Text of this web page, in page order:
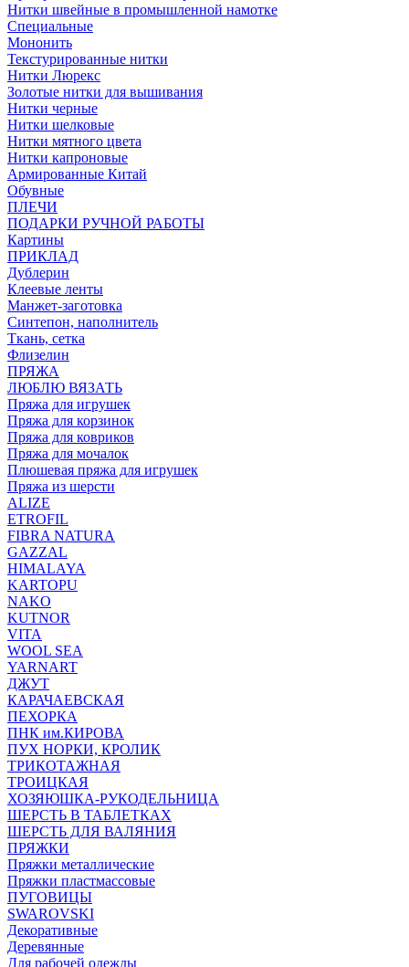
Нитки швейные в промышленной намотке
Специальные
Мононить
Текстурированные нитки
Нитки Люрекс
Золотые нитки для вышивания
Нитки черные
Нитки шелковые
Нитки мятного цвета
Нитки капроновые
Армированные Китай
Обувные
ПЛЕЧИ
ПОДАРКИ РУЧНОЙ РАБОТЫ
Картины
ПРИКЛАД
Дублерин
Клеевые ленты
Манжет-заготовка
Синтепон, наполнитель
Ткань, сетка
Флизелин
ПРЯЖА
ЛЮБЛЮ ВЯЗАТЬ
Пряжа для игрушек
Пряжа для корзинок
Пряжа для ковриков
Пряжа для мочалок
Плюшевая пряжа для игрушек
Пряжа из шерсти
ALIZE
ETROFIL
FIBRA NATURA
GAZZAL
HIMALAYA
KARTOPU
NAKO
KUTNOR
VITA
WOOL SEA
YARNART
ДЖУТ
КАРАЧАЕВСКАЯ
ПЕХОРКА
ПНК им.КИРОВА
ПУХ НОРКИ, КРОЛИК
ТРИКОТАЖНАЯ
ТРОИЦКАЯ
ХОЗЯЮШКА-РУКОДЕЛЬНИЦА
ШЕРСТЬ В ТАБЛЕТКАХ
ШЕРСТЬ ДЛЯ ВАЛЯНИЯ
ПРЯЖКИ
Пряжки металлические
Пряжки пластмассовые
ПУГОВИЦЫ
SWAROVSKI
Декоративные
Деревянные
Для рабочей одежды